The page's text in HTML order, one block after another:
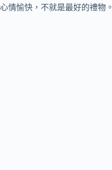
心情愉快，不就是最好的禮物。